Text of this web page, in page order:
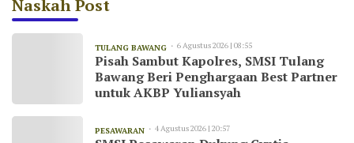
Naskah Post
TULANG BAWANG 6 Agustus 2026 | 08:55
Pisah Sambut Kapolres, SMSI Tulang
Bawang Beri Penghargaan Best Partner
untuk AKBP Yuliansyah
PESAWARAN 4 Agustus 2026 | 20:57